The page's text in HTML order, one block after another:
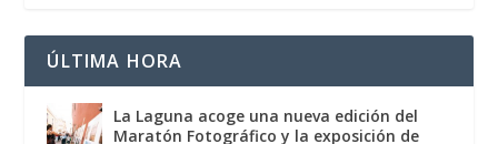
ÚLTIMA HORA
La Laguna acoge una nueva edición del
Maratón Fotográfico y la exposición de